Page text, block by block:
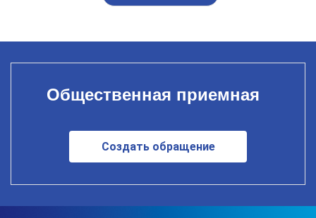
Общественная приемная
Создать обращение